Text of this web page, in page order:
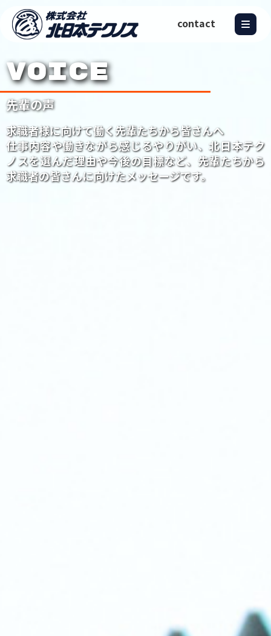
contact
VOICE
先輩の声
求職者様に向けて働く先輩たちから皆さんへ
仕事内容や働きながら感じるやりがい、北日本テク
ノスを選んだ理由や今後の目標など、先輩たちから
求職者の皆さんに向けたメッセージです。